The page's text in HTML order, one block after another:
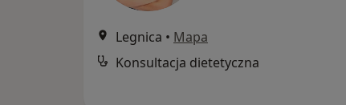
Legnica • Mapa
Konsultacja dietetyczna